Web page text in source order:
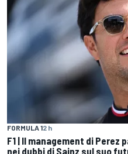
FORMULA 12 h
F1 | Il management di Perez
nei dubbi di Sainz sul suo